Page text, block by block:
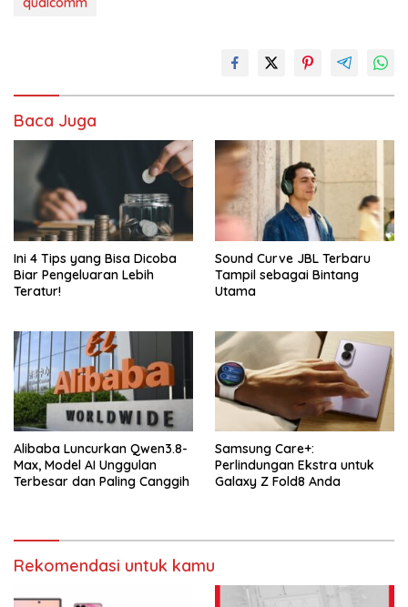
Baca Juga
Ini 4 Tips yang Bisa Dicoba
Biar Pengeluaran Lebih
Teratur!
Sound Curve JBL Terbaru
Tampil sebagai Bintang
Utama
Alibaba Luncurkan Qwen3.8-
Max, Model AI Unggulan
Terbesar dan Paling Canggih
Samsung Care+:
Perlindungan Ekstra untuk
Galaxy Z Fold8 Anda
Rekomendasi untuk kamu